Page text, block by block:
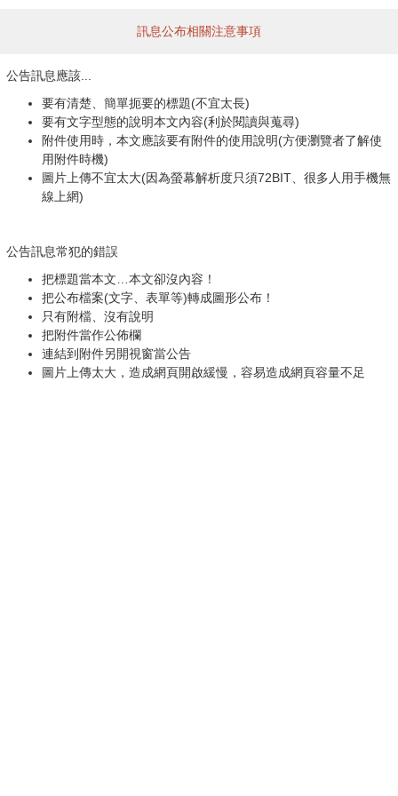
訊息公布相關注意事項
公告訊息應該...
要有清楚、簡單扼要的標題(不宜太長)
要有文字型態的說明本文內容(利於閱讀與蒐尋)
附件使用時，本文應該要有附件的使用說明(方便瀏覽者了解使
用附件時機)
圖片上傳不宜太大(因為螢幕解析度只須72BIT、很多人用手機無
線上網)
公告訊息常犯的錯誤
把標題當本文…本文卻沒內容！
把公布檔案(文字、表單等)轉成圖形公布！
只有附檔、沒有說明
把附件當作公佈欄
連結到附件另開視窗當公告
圖片上傳太大，造成網頁開啟緩慢，容易造成網頁容量不足